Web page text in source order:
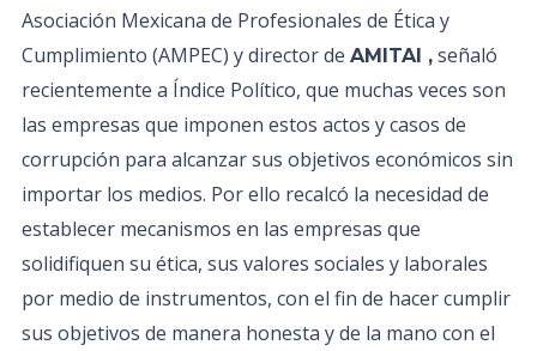
Asociación Mexicana de Profesionales de Ética y
Cumplimiento (AMPEC) y director de AMITAI , señaló
recientemente a Índice Político, que muchas veces son
las empresas que imponen estos actos y casos de
corrupción para alcanzar sus objetivos económicos sin
importar los medios. Por ello recalcó la necesidad de
establecer mecanismos en las empresas que
solidifiquen su ética, sus valores sociales y laborales
por medio de instrumentos, con el fin de hacer cumplir
sus objetivos de manera honesta y de la mano con el